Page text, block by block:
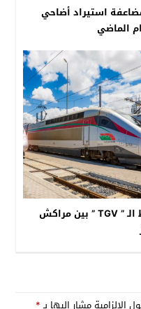
استيراد أضاحي
الماضي
قيوح يكشف آخر مستجدات خط الـ ” TGV ” بين مراكش
الإلزامية مشار إليها بـ*